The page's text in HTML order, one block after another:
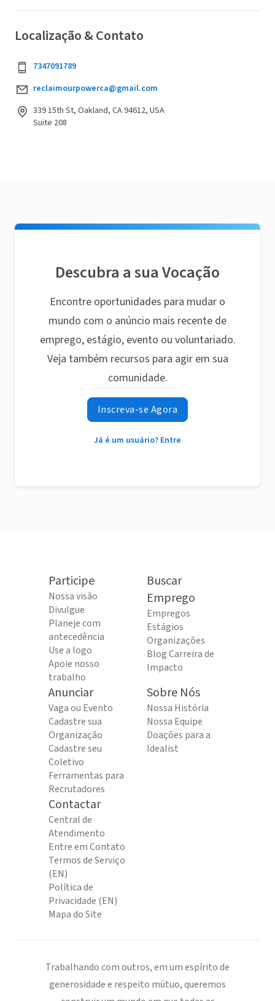
Localização & Contato
7347091789
reclaimourpowerca@gmail.com
339 15th St, Oakland, CA 94612, USA
Suite 208
Descubra a sua Vocação
Encontre oportunidades para mudar o
mundo com o anúncio mais recente de
emprego, estágio, evento ou voluntariado.
Veja também recursos para agir em sua
comunidade.
Inscreva-se Agora
Já é um usuário? Entre
Participe
Nossa visão
Divulgue
Planeje com
antecedência
Use a logo
Apoie nosso
trabalho
Buscar
Emprego
Empregos
Estágios
Organizações
Blog Carreira de
Impacto
Anunciar
Vaga ou Evento
Cadastre sua
Organização
Cadastre seu
Coletivo
Ferramentas para
Recrutadores
Sobre Nós
Nossa História
Nossa Equipe
Doações para a
Idealist
Contactar
Central de
Atendimento
Entre em Contato
Termos de Serviço
(EN)
Política de
Privacidade (EN)
Mapa do Site
Trabalhando com outros, em um espírito de
generosidade e respeito mútuo, queremos